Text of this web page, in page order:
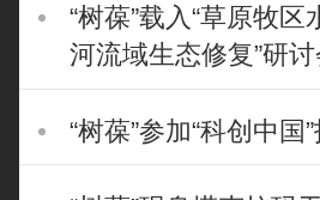
“树葆”载入“草原牧
河流域生态修复”研
“树葆”参加“科创中